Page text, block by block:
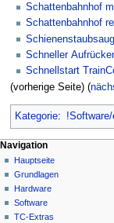
Schattenbahnhof
Schattenbahnhof
Schneller
Schnellstart
(vorherige Seite) (
Kategorie: !Software/
N
a
v
g
Seitenaktionen
Kategorie
Diskussion
Lesen
Quelltext
anzeigen
Meine Werkzeuge
Deutsch
Anmelden
Navigation
Hauptseite
Grundlagen
Hardware
Software
TC-Extras